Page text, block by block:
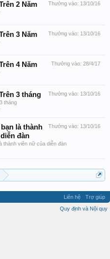
Thưởng vào: 13/10/16
2 Năm
Thưởng vào: 13/10/16
3 Năm
Thưởng vào: 28/4/17
4 Năm
Thưởng vào: 13/10/16
3 tháng
tháng
Thưởng vào: 13/10/16
là thành
đàn
thành viên nữ của diễn đàn
Liên hệ
Trợ giúp
Quy định và Nội quy